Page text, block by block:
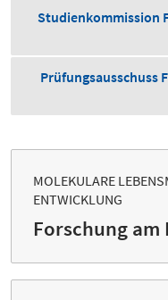
Studienkommission
Prüfungsausschuss
MOLEKULARE
ENTWICKLUNG
Forschung